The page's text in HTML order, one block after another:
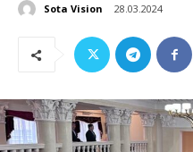
Sota Vision 28.03.2024